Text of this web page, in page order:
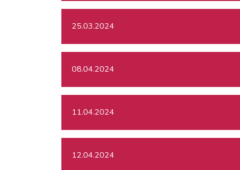
25.03.2024
08.04.2024
11.04.2024
12.04.2024